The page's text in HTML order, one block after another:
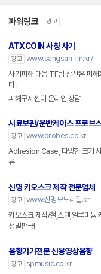
파워링크 광고
ATXCOIN 사칭 사기
광고 www.sangsan-fin.kr/
사기피해 대응 TF팀 상산은 피해
다.
피해구제센터 온라인 상담
시료보관/운반케이스 프로브
광고 www.probes.co.kr
Adhesion Case, 다양한 크기
류
신명 키오스크 제작 전문업체
광고 www.신명모노레일.kr
키오스크 제작/철,스텐,알루미늄
정밀판금!
음향기기전문 신용영상음향
광고 spmusic.co.kr